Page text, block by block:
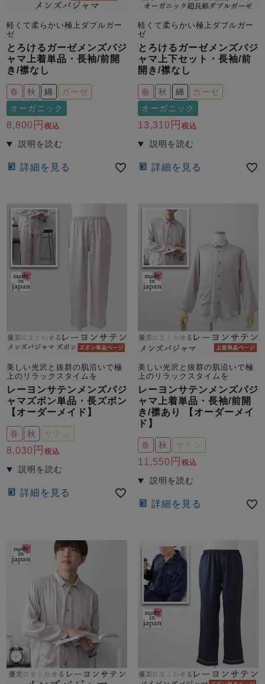
軽くて柔らかい極上ダブルガー
ゼ
とろけるガーゼメンズパジ
ャマ上着単品・長袖/前開
き/襟なし
春 秋 綿
ガーゼ
オーガニック
8,800 税込
詳細を見る
軽くて柔らかい極上ダブルガー
ゼ
とろけるガーゼメンズパジ
ャマ上下セット・長袖/前
開き/襟なし
春 秋 綿
ガーゼ
オーガニック
13,310 税込
詳細を見る
美しい光沢と抜群の肌沿いで極
上のリラックスタイムを
レーヨンサテンメンズパジ
ャマズボン単品・長ズボン
【オーダーメイド】
春 秋 サテン
8,030 税込
詳細を見る
美しい光沢と抜群の肌沿いで極
上のリラックスタイムを
レーヨンサテンメンズパジ
ャマ上着単品・長袖/前開
き/襟あり 【オーダーメイ
ド】
春 秋 サテン
11,550 税込
詳細を見る